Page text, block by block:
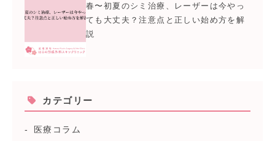
春〜初夏のシミ治療、レーザーは今やっ
ても大丈夫？注意点と正しい始め方を解
説
カテゴリー
医療コラム